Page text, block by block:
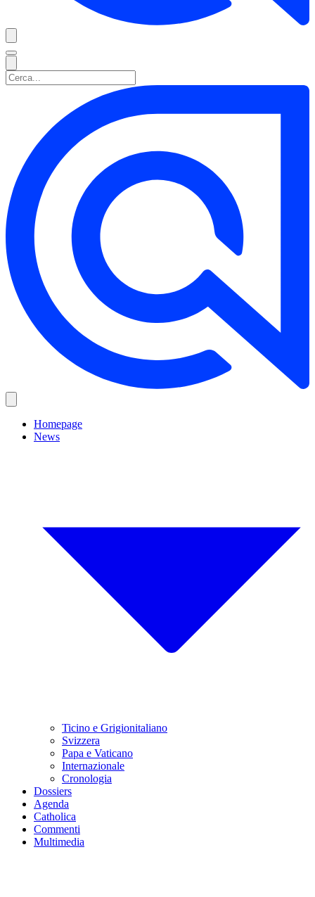
Homepage
News
Ticino e Grigionitaliano
Svizzera
Papa e Vaticano
Internazionale
Cronologia
Dossiers
Agenda
Catholica
Commenti
Multimedia